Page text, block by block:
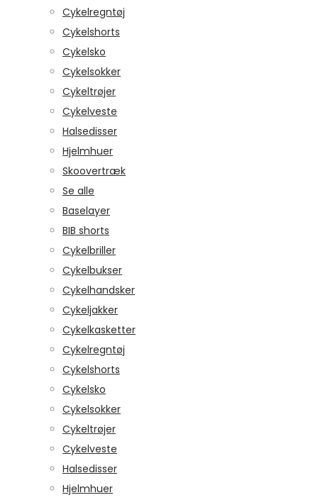
Cykelregntøj
Cykelshorts
Cykelsko
Cykelsokker
Cykeltrøjer
Cykelveste
Halsedisser
Hjelmhuer
Skoovertræk
Se alle
Baselayer
BIB shorts
Cykelbriller
Cykelbukser
Cykelhandsker
Cykeljakker
Cykelkasketter
Cykelregntøj
Cykelshorts
Cykelsko
Cykelsokker
Cykeltrøjer
Cykelveste
Halsedisser
Hjelmhuer